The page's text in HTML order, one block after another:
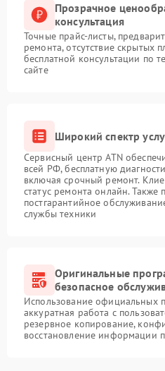
Прозрачное
консультация
Точные прайс-листы,
ремонта, отсутствие скрытых
бесплатной консультации по
сайте
Широкий спектр
Сервисный центр ATN
всей РФ, бесплатную
включая срочный ремонт.
статус ремонта онлайн. Также
постгарантийное
службы техники
Оригинальные
безопасное
Использование официальных
аккуратная работа с
резервное копирование,
восстановление информации